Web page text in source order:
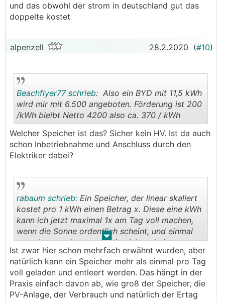
und das obwohl der strom in deutschland gut das
doppelte kostet
alpenzell 28.2.2020 (#10)
..
Beachflyer77 schrieb: Also ein BYD mit 11,5 kWh
wird mir mit 6.500 angeboten. Förderung ist 200
/kWh bleibt Netto 4200 also ca. 370 / kWh
Welcher Speicher ist das? Sicher kein HV. Ist da auch
schon Inbetriebnahme und Anschluss durch den
Elektriker dabei?
. .
rabaum schrieb: Ein Speicher, der linear skaliert
kostet pro 1 kWh einen Betrag x. Diese eine kWh
kann ich jetzt maximal 1x am Tag voll machen,
wenn die Sonne ordentlich scheint, und einmal
ganz leer machen, wenn sie nicht scheint.
Verluste durch Speichern lasse ich mal außen vor.
Ist zwar hier schon mehrfach erwähnt wurden, aber
natürlich kann ein Speicher mehr als einmal pro Tag
voll geladen und entleert werden. Das hängt in der
Praxis einfach davon ab, wie groß der Speicher, die
PV-Anlage, der Verbrauch und natürlich der Ertag